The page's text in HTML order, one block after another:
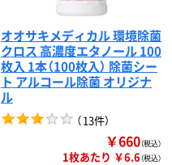
オオサキメディカル 環境除菌
クロス 高濃度エタノール 100
枚入 1本（100枚入） 除菌シー
ト アルコール除菌 オリジナ
ル
（13件）
￥660（税込）
1枚あたり ￥6.6（税込）